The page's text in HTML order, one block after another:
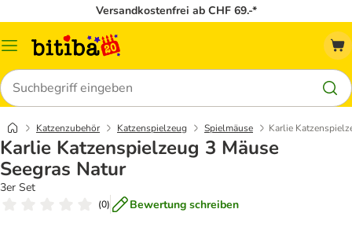
Versandkostenfrei ab CHF 69.-*
Menü
Suchen
Katzenzubehör Katzenspielzeug Spielmäuse Karlie
Karlie Katzenspielzeug 3 Mäuse
Seegras Natur
3er Set
(0) Bewertung schreiben